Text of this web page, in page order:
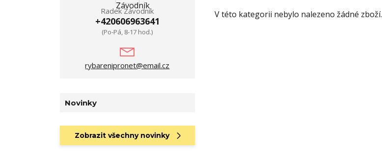
V této kategorii nebylo nalezeno žádné zboží.
Radek Závodník
+420606963641
(Po-Pá, 8-17 hod.)
rybarenipronet@email.cz
Novinky
Zobrazit všechny novinky